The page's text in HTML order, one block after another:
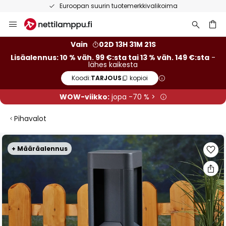
Euroopan suurin tuotemerkkivalikoima
to
Vain
02D 13H 31M 20S
Lisäalennus: 10 % väh. 99 €:sta tai 13 % väh. 149 €:sta -
lähes kaikesta
Koodi:TARJOUS kopioi
WOW-viikko:jopa -70 % >
Pihavalot
+ Määräalennus
Skip
to
of
the
images